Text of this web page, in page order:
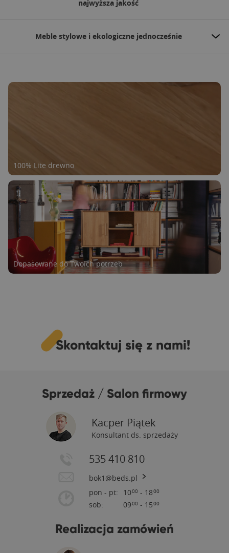
najwyższa jakość
Meble stylowe i ekologiczne jednocześnie
100% Lite drewno
Dopasowane do Twoich potrzeb
Tu powstaje Twój nowy mebel
Skontaktuj się z nami!
Sprzedaż / Salon firmowy
Kacper Piątek
Konsultant ds. sprzedaży
535 410 810
bok1@beds.pl
pon - pt:
sob:
1000 - 1800
0900 - 1500
Realizacja zamówień